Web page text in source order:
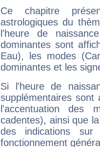
Ce chapitre
astrologiques du
l'heure de
dominantes sont
Eau), les modes
dominantes et les
Si l'heure de
supplémentaires sont
l'accentuation des
cadentes), ainsi que
des indications sur
fonctionnement